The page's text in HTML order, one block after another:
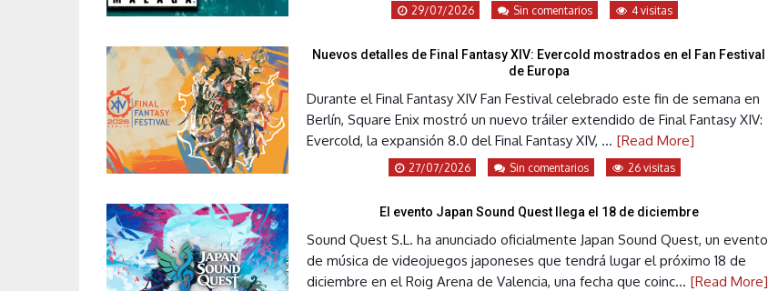
29/07/2026 Sin comentarios 4 visitas
Nuevos detalles de Final Fantasy XIV: Evercold mostrados en el Fan Festival
de Europa
Durante el Final Fantasy XIV Fan Festival celebrado este fin de semana en
Berlín, Square Enix mostró un nuevo tráiler extendido de Final Fantasy XIV:
Evercold, la expansión 8.0 del Final Fantasy XIV, ... [Read More]
27/07/2026 Sin comentarios 26 visitas
El evento Japan Sound Quest llega el 18 de diciembre
Sound Quest S.L. ha anunciado oficialmente Japan Sound Quest, un evento
de música de videojuegos japoneses que tendrá lugar el próximo 18 de
diciembre en el Roig Arena de Valencia, una fecha que coinc... [Read More]